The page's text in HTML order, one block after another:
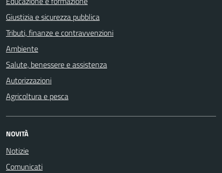
Giustizia e sicurezza pubblica
Tributi, finanze e contravvenzioni
Ambiente
Salute, benessere e assistenza
Autorizzazioni
Agricoltura e pesca
NOVITÀ
Notizie
Comunicati